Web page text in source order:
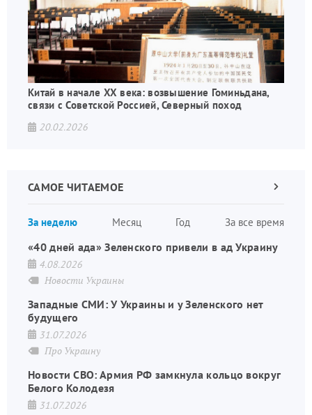
Китай в начале XX века: возвышение Гоминьдана,
связи с Советской Россией, Северный поход
20.02.2026
САМОЕ ЧИТАЕМОЕ
За неделю Месяц Год За все время
Следующая
«40 дней ада» Зеленского привели в ад Украину
4.08.2026
Новости Украины
Западные СМИ: У Украины и у Зеленского нет
будущего
31.07.2026
Про Украину
Новости СВО: Армия РФ замкнула кольцо вокруг
Белого Колодезя
31.07.2026